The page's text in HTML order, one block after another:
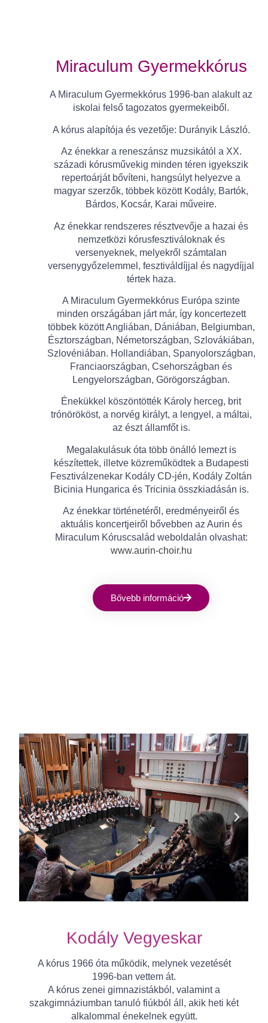
Miraculum Gyermekkórus
A Miraculum Gyermekkórus 1996-ban alakult az
iskolai felső tagozatos gyermekeiből.
A kórus alapítója és vezetője: Durányik László.
Az énekkar a reneszánsz muzsikától a XX.
századi kórusművekig minden téren igyekszik
repertoárját bővíteni, hangsúlyt helyezve a
magyar szerzők, többek között Kodály, Bartók,
Bárdos, Kocsár, Karai műveire.
Az énekkar rendszeres résztvevője a hazai és
nemzetközi kórusfesztiváloknak és
versenyeknek, melyekről számtalan
versenygyőzelemmel, fesztiváldíjjal és nagydíjjal
tértek haza.
A Miraculum Gyermekkórus Európa szinte
minden országában járt már, így koncertezett
többek között Angliában, Dániában, Belgiumban,
Észtországban, Németországban, Szlovákiában,
Szlovéniában. Hollandiában, Spanyolországban,
Franciaországban, Csehországban és
Lengyelországban, Görögországban.
Énekükkel köszöntötték Károly herceg, brit
trónörököst, a norvég királyt, a lengyel, a máltai,
az észt államfőt is.
Megalakulásuk óta több önálló lemezt is
készítettek, illetve közreműködtek a Budapesti
Fesztiválzenekar Kodály CD-jén, Kodály Zoltán
Bicinia Hungarica és Tricinia összkiadásán is.
Az énekkar történetéről, eredményeiről és
aktuális koncertjeiről bővebben az Aurin és
Miraculum Kóruscsalád weboldalán olvashat:
www.aurin-choir.hu
Bővebb információ
Kodály Vegyeskar
A kórus 1966 óta működik, melynek vezetését
1996-ban vettem át.
A kórus zenei gimnazistákból, valamint a
szakgimnáziumban tanuló fiúkból áll, akik heti két
alkalommal énekelnek együtt.